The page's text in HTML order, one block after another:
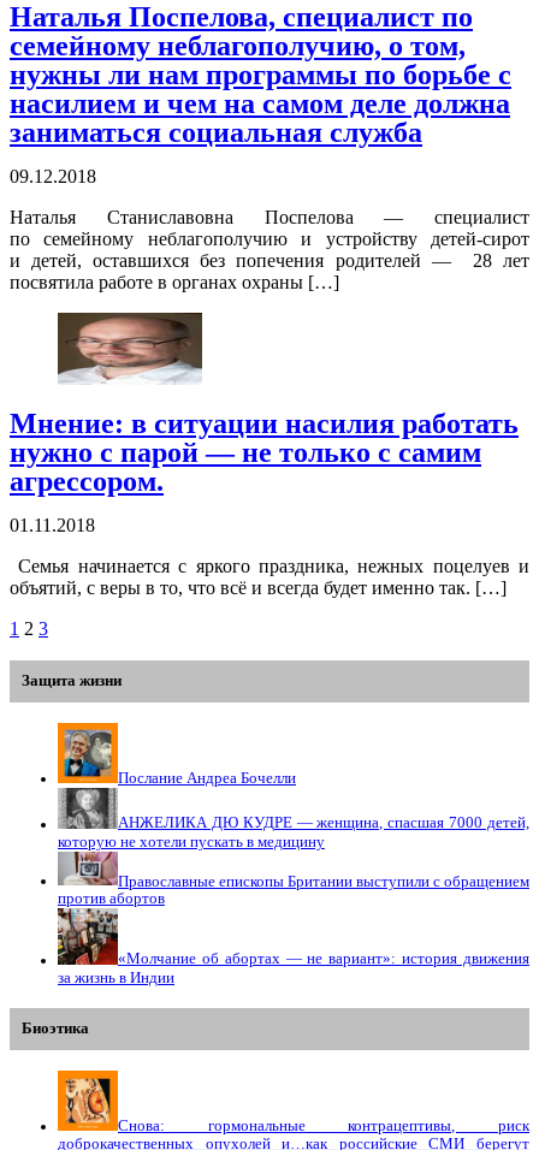
Наталья Поспелова, специалист по
семейному неблагополучию, о том,
нужны ли нам программы по борьбе с
насилием и чем на самом деле должна
заниматься социальная служба
09.12.2018
Наталья Станиславовна Поспелова — специалист
по семейному неблагополучию и устройству детей-сирот
и детей, оставшихся без попечения родителей — 28 лет
посвятила работе в органах охраны […]
Мнение: в ситуации насилия работать
нужно с парой — не только с самим
агрессором.
01.11.2018
Семья начинается с яркого праздника, нежных поцелуев и
объятий, с веры в то, что всё и всегда будет именно так. […]
1 2 3
Защита жизни
Послание Андреа Бочелли
АНЖЕЛИКА ДЮ КУДРЕ — женщина, спасшая 7000 детей,
которую не хотели пускать в медицину
Православные епископы Британии выступили с обращением
против абортов
«Молчание об абортах — не вариант»: история движения
за жизнь в Индии
Биоэтика
Снова: гормональные контрацептивы, риск
доброкачественных опухолей и…как российские СМИ берегут